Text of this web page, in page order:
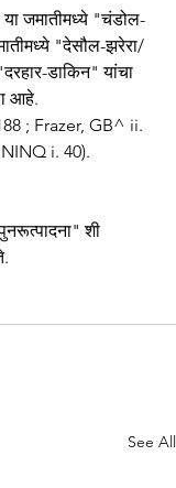
जमातीमध्ये "चंडोल-
"देसौल-झरेरा/
डाकिन" यांचा
आहे.
; Frazer, GB^ ii.
i. 40).
शी
See All